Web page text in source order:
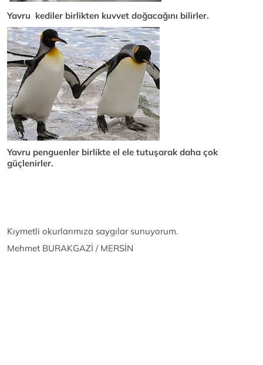
Yavru kediler birlikten kuvvet doğacağını bilirler.
Yavru penguenler birlikte el ele tutuşarak daha çok
güçlenirler.
Kıymetli okurlarımıza saygılar sunuyorum.
Mehmet BURAKGAZİ / MERSİN